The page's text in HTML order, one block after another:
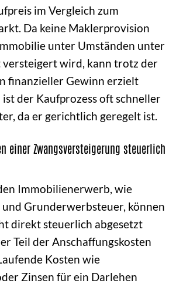
im Vergleich zum
Da keine Maklerprovision
unter Umständen unter
wird, kann trotz der
finanzieller Gewinn erzielt
der Kaufprozess oft schneller
da er gerichtlich geregelt ist.
einer Zwangsversteigerung steuerlich
Immobilienerwerb, wie
Grunderwerbsteuer, können
direkt steuerlich abgesetzt
Teil der Anschaffungskosten
Kosten wie
Zinsen für ein Darlehen